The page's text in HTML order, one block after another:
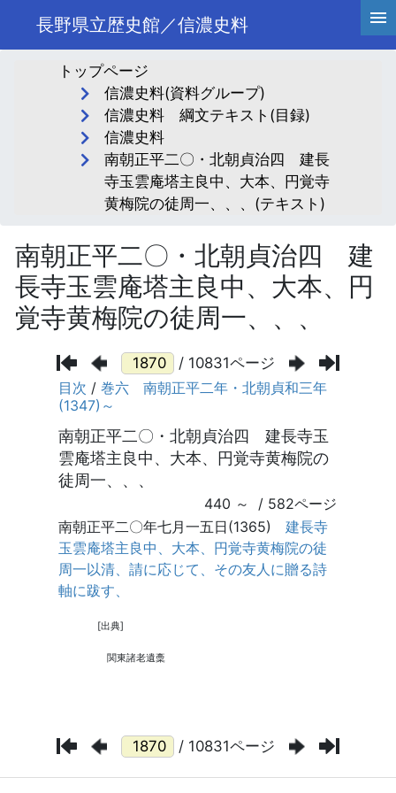
長野県立歴史館／信濃史料
トップページ
信濃史料(資料グループ)
信濃史料 綱文テキスト(目録)
信濃史料
南朝正平二〇・北朝貞治四 建長
寺玉雲庵塔主良中、大本、円覚寺
黄梅院の徒周一、、、(テキスト)
南朝正平二〇・北朝貞治四 建
長寺玉雲庵塔主良中、大本、円
覚寺黄梅院の徒周一、、、
/ 10831ページ
/ 10831ページ